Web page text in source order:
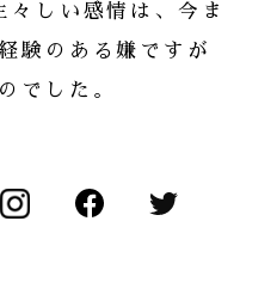
々しい感情は、今ま
験のある嫌ですが
でした。